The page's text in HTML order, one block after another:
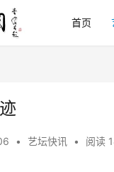
首页
• 艺坛快讯 • 阅读